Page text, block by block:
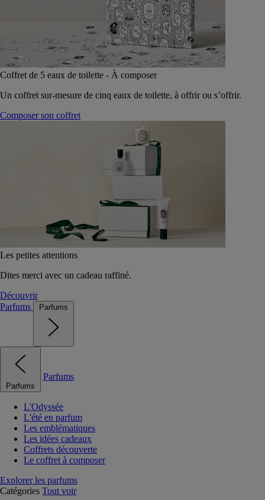
Coffret de 5 eaux de toilette - À composer
Un coffret sur-mesure de cinq eaux de toilette, à offrir ou s’offrir.
Composer son coffret
Les petites attentions
Dites merci avec un cadeau raffiné.
Découvrir
Parfums
Parfums
Parfums
Parfums
L'Odyssée
L'été en parfum
Les emblématiques
Les idées cadeaux
Coffrets découverte
Le coffret à composer
Explorer les parfums
Catégories Tout voir